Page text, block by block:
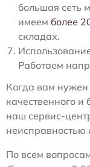
большая сеть
имеем более
складах.
Работаем
Когда вам
качественного и
наш сервис-
По всем